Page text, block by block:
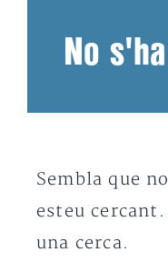
No
Sembla que
esteu
una cerca.